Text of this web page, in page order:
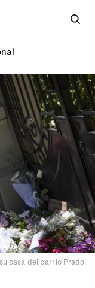
casa del barrio Prado